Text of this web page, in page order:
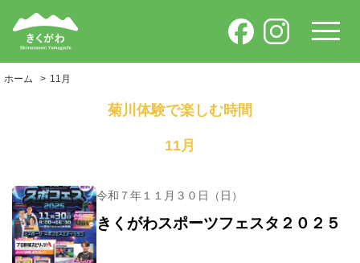
ホーム 11月
菊川体験で楽しむ時間
11月
令和７年１１月３０日（日）
きくがわスポーツフェスタ２０２５